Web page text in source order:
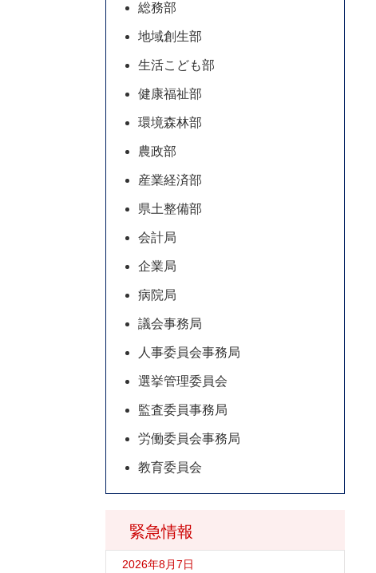
緊急情報
2026年8月7日
総務部
地域創生部
生活こども部
健康福祉部
環境森林部
農政部
産業経済部
県土整備部
会計局
企業局
病院局
議会事務局
人事委員会事務局
選挙管理委員会
監査委員事務局
労働委員会事務局
教育委員会